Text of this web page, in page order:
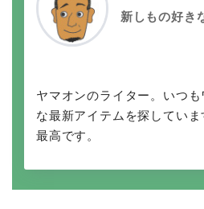
新しもの好き
ヤマオンのライター。いつ
な最新アイテムを探してい
最高です。